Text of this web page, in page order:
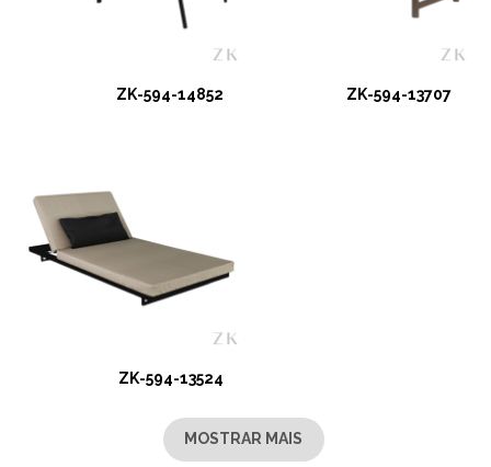
ZK-594-14852 ZK-594-13707
ZK-594-13524
MOSTRAR MAIS